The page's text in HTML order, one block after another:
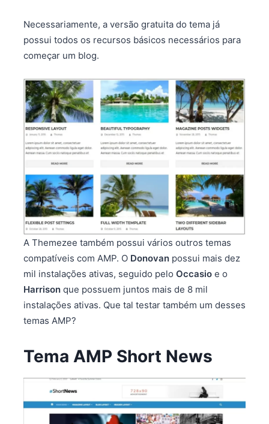
Necessariamente, a versão gratuita do tema já
possui todos os recursos básicos necessários para
começar um blog.
A Themezee também possui vários outros temas
compatíveis com AMP. O Donovan possui mais dez
mil instalações ativas, seguido pelo Occasio e o
Harrison que possuem juntos mais de 8 mil
instalações ativas. Que tal testar também um desses
temas AMP?
Tema AMP Short News